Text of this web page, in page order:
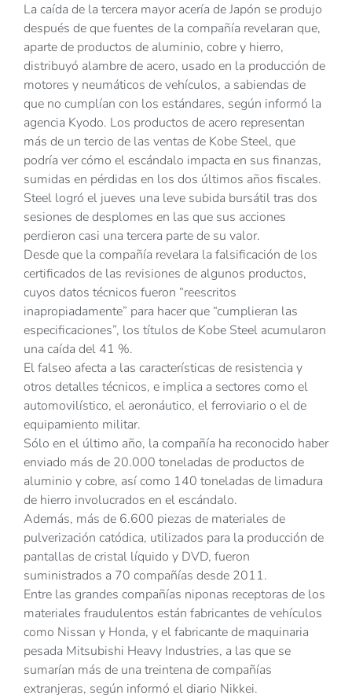
La caída de la tercera mayor acería de Japón se produjo
después de que fuentes de la compañía revelaran que,
aparte de productos de aluminio, cobre y hierro,
distribuyó alambre de acero, usado en la producción de
motores y neumáticos de vehículos, a sabiendas de
que no cumplían con los estándares, según informó la
agencia Kyodo. Los productos de acero representan
más de un tercio de las ventas de Kobe Steel, que
podría ver cómo el escándalo impacta en sus finanzas,
sumidas en pérdidas en los dos últimos años fiscales.
Steel logró el jueves una leve subida bursátil tras dos
sesiones de desplomes en las que sus acciones
perdieron casi una tercera parte de su valor.
Desde que la compañía revelara la falsificación de los
certificados de las revisiones de algunos productos,
cuyos datos técnicos fueron “reescritos
inapropiadamente” para hacer que “cumplieran las
especificaciones”, los títulos de Kobe Steel acumularon
una caída del 41 %.
El falseo afecta a las características de resistencia y
otros detalles técnicos, e implica a sectores como el
automovilístico, el aeronáutico, el ferroviario o el de
equipamiento militar.
Sólo en el último año, la compañía ha reconocido haber
enviado más de 20.000 toneladas de productos de
aluminio y cobre, así como 140 toneladas de limadura
de hierro involucrados en el escándalo.
Además, más de 6.600 piezas de materiales de
pulverización catódica, utilizados para la producción de
pantallas de cristal líquido y DVD, fueron
suministrados a 70 compañías desde 2011.
Entre las grandes compañías niponas receptoras de los
materiales fraudulentos están fabricantes de vehículos
como Nissan y Honda, y el fabricante de maquinaria
pesada Mitsubishi Heavy Industries, a las que se
sumarían más de una treintena de compañías
extranjeras, según informó el diario Nikkei.